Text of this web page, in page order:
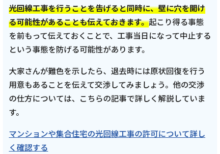
光回線工事を行うことを告げると同時に、壁に穴を開け
る可能性があることも伝えておきます。起こり得る事態
を前もって伝えておくことで、工事当日になって中止する
という事態を防げる可能性があります。
大家さんが難色を示したら、退去時には原状回復を行う
用意もあることを伝えて交渉してみましょう。他の交渉
の仕方については、こちらの記事で詳しく解説していま
す。
マンションや集合住宅の光回線工事の許可について詳し
く確認する